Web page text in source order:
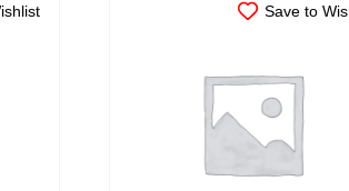
Save to